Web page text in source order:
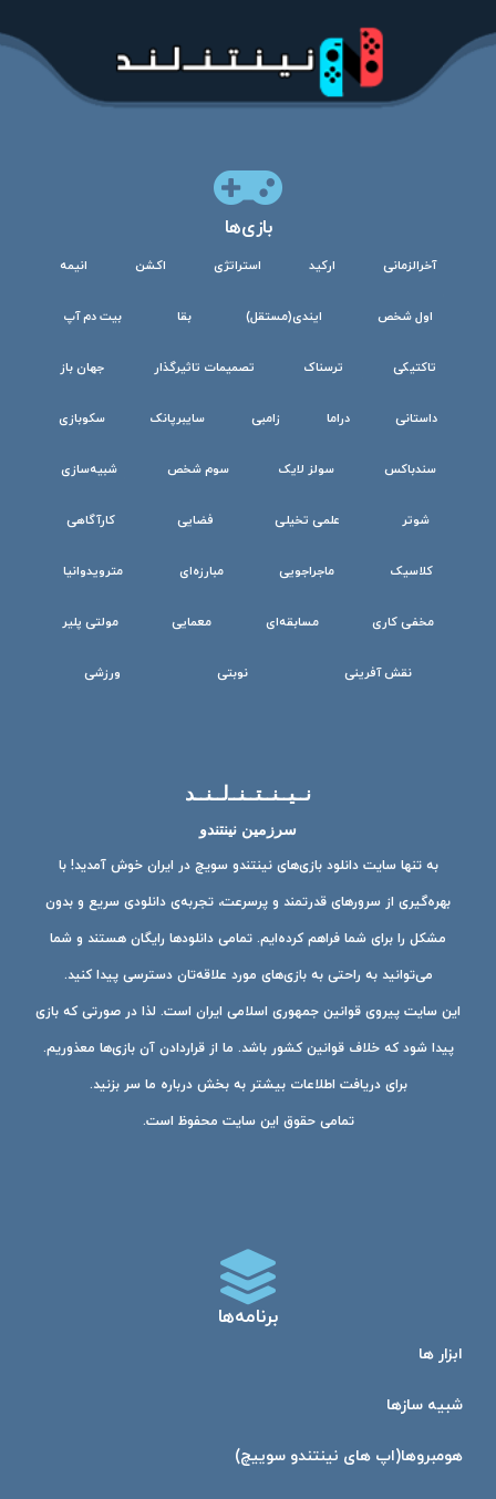
بازی‌ها
آخرالزمانی ارکید استراتژی اکشن انیمه
اول شخص ایندی(مستقل) بقا بیت دم آپ
تاکتیکی ترسناک تصمیمات تاثیرگذار جهان باز
داستانی دراما زامبی سایبرپانک سکوبازی
سندباکس سولز لایک سوم شخص شبیه‌سازی
شوتر علمی تخیلی فضایی کارآگاهی
کلاسیک ماجراجویی مبارزه‌ای مترویدوانیا
مخفی کاری مسابقه‌ای معمایی مولتی پلیر
نقش آفرینی نوبتی ورزشی
نــیــنــتــنــ‌لــنــد
سرزمین نینتندو
به تنها سایت دانلود بازی‌های نینتندو سویچ در ایران خوش آمدید! با
بهره‌گیری از سرورهای قدرتمند و پرسرعت، تجربه‌ی دانلودی سریع و بدون
مشکل را برای شما فراهم کرده‌ایم. تمامی دانلودها رایگان هستند و شما
می‌توانید به راحتی به بازی‌های مورد علاقه‌تان دسترسی پیدا کنید.
این سایت پیروی قوانین جمهوری اسلامی ایران است. لذا در صورتی که بازی
پیدا شود که خلاف قوانین کشور باشد. ما از قراردادن آن بازی‌ها معذوریم.
برای دریافت اطلاعات بیشتر به بخش درباره ما سر بزنید.
تمامی حقوق این سایت محفوظ است.
برنامه‌ها
ابزار ها
شبیه ساز‌ها
هومبرو‌ها(اپ های نینتندو سوییچ)